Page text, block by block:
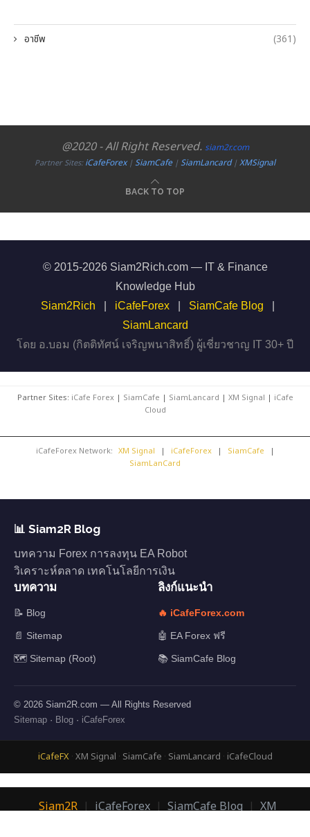
อาชีพ (361)
@2020 - All Right Reserved. siam2r.com
Partner Sites:iCafeForex|SiamCafe|SiamLancard|XMSignal
BACK TO TOP
© 2015-2026 Siam2Rich.com — IT & Finance
Knowledge Hub
Siam2Rich
iCafeForex SiamCafe Blog
SiamLancard
โดย อ.บอม (กิตติทัศน์ เจริญพนาสิทธิ์) ผู้เชี่ยวชาญ IT 30+ ปี
Partner Sites: iCafe Forex| SiamCafe | SiamLancard | XM Signal | iCafe
Cloud
iCafeForex Network: XM Signal | iCafeForex | SiamCafe
|
SiamLanCard
📊 Siam2R Blog
บทความ Forex การลงทุน EA Robot
วิเคราะห์ตลาด เทคโนโลยีการเงิน
บทความ
📝 Blog
📄 Sitemap
🗺️ Sitemap (Root)
ลิงก์แนะนำ
🔥 iCafeForex.com
🤖 EA Forex ฟรี
📚 SiamCafe Blog
© 2026 Siam2R.com — All Rights Reserved
Sitemap · Blog · iCafeForex
iCafeFX· XM Signal · SiamCafe · SiamLancard · iCafeCloud
Siam2R | iCafeForex | SiamCafe Blog | XM